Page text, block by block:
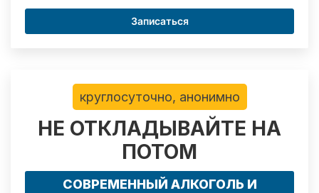
Записаться
круглосуточно, анонимно
НЕ ОТКЛАДЫВАЙТЕ НА
ПОТОМ
СОВРЕМЕННЫЙ АЛКОГОЛЬ И